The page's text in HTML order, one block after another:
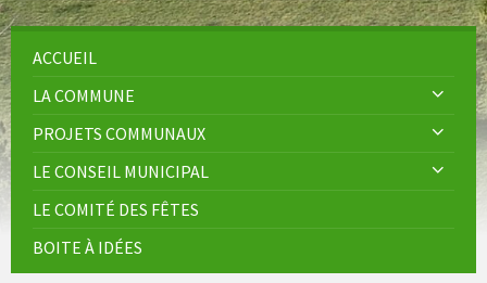
ACCUEIL
LA COMMUNE
PROJETS COMMUNAUX
LE CONSEIL MUNICIPAL
LE COMITÉ DES FÊTES
BOITE À IDÉES